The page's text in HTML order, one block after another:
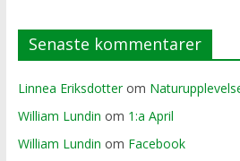
Senaste kommentarer
Linnea Eriksdotterom
William Lundin om 1:a April
William Lundin om Facebook